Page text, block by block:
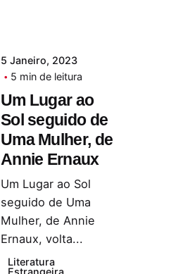
5 Janeiro, 2023
5 min de leitura
Um Lugar ao
Sol seguido de
Uma Mulher, de
Annie Ernaux
Um Lugar ao Sol
seguido de Uma
Mulher, de Annie
Ernaux, volta...
Literatura